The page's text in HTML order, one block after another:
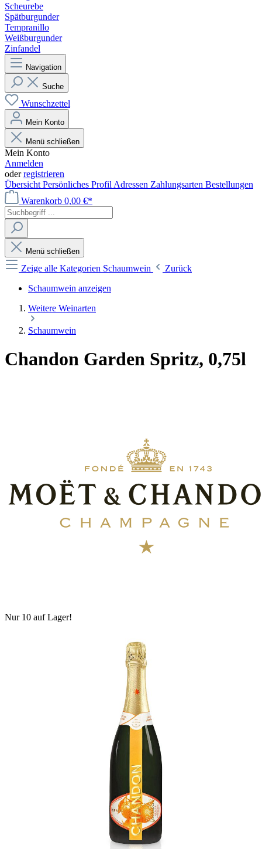
Scheurebe
Spätburgunder
Tempranillo
Weißburgunder
Zinfandel
Navigation
Suche
Wunschzettel
Mein Konto
Menü schließen
Mein Konto
Anmelden
oderregistrieren
Übersicht Persönliches Profil Adressen Zahlungsarten Bestellungen
Warenkorb 0,00 €*
Menü schließen
Zeige alle Kategorien Schaumwein
Zurück
Schaumwein anzeigen
Weitere Weinarten
Schaumwein
Chandon Garden Spritz, 0,75l
Nur 10 auf Lager!